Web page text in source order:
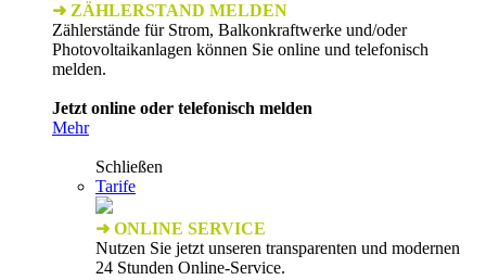
➜ ZÄHLERSTAND MELDEN
Zählerstände für Strom, Balkonkraftwerke und/oder
Photovoltaikanlagen können Sie online und telefonisch
melden.
Jetzt online oder telefonisch melden
Mehr
Schließen
Tarife
➜ ONLINE SERVICE
Nutzen Sie jetzt unseren transparenten und modernen
24 Stunden Online-Service.